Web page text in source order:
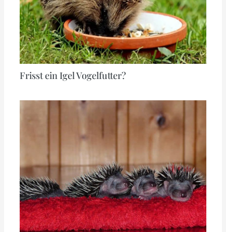
Frisst ein Igel Vogelfutter?